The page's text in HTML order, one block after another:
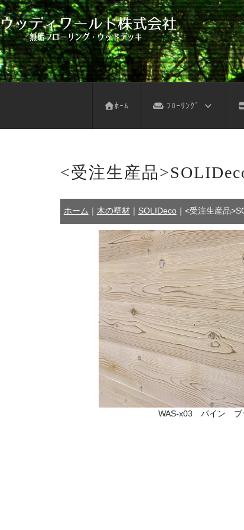
ﾎｰﾑ ﾌﾛｰﾘﾝｸﾞ
天然木注意事項
天然木お手入れ
人工木注意事項
人工木お手入れ
パネルデッキ
フローリング サンプル依頼
デッキ サンプル依頼
不燃木 サンプル依頼
木の壁 サンプル依頼
フローリング お見積り
ウッドデッキ お見積り
不燃木 お見積り
木の壁 お見積り
<受注生産品
ホーム ｜ 木の壁材｜ SOLIDeco｜ <受注生産品
WAS-x03 パイン ブ